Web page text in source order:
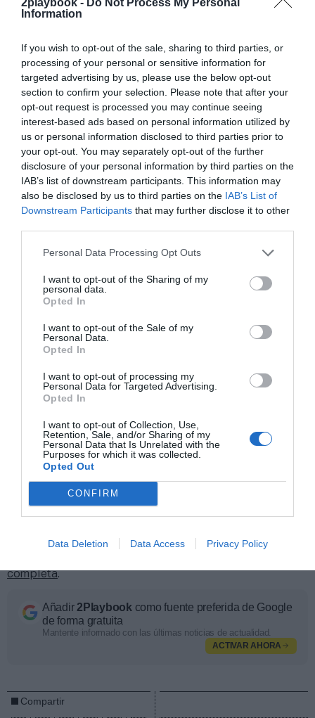
Information
If you wish to opt-out of the sale, sharing to third parties, or
processing of your personal or sensitive information for
targeted advertising by us, please use the below opt-out
section to confirm your selection. Please note that after your
opt-out request is processed you may continue seeing
interest-based ads based on personal information utilized by
us or personal information disclosed to third parties prior to
your opt-out. You may separately opt-out of the further
disclosure of your personal information by third parties on the
IAB’s list of downstream participants. This information may
also be disclosed by us to third parties on the IAB’s List of
Downstream Participants that may further disclose it to other
Personal Data Processing Opt Outs
I want to opt-out of the Sharing of my
personal data.
Opted In
I want to opt-out of the Sale of my
Personal Data.
Opted In
I want to opt-out of processing my
Personal Data for Targeted Advertising.
Opted In
I want to opt-out of Collection, Use,
Retention, Sale, and/or Sharing of my
Personal Data that Is Unrelated with the
Purposes for which it was collected.
Opted Out
CONFIRM
Data Deletion Data Access Privacy Policy
Estas son las grandes cifras económicas de los
con pérdidas. Los escenarios son muy diversos.Hazte
completa.
Añadir2Playbook como fuente preferida de Google
de forma gratuita
Mantente informado con las últimas noticias de actualidad.
ACTIVAR AHORA
Compartir